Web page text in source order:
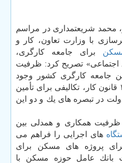
محمد شریعتمداری در مراسم
با وزارت تعاون، كار و
برای جامعه كارگری،
اجتماعی» تصریح كرد: ظرفیت
جامعه كارگری كشور وجود
دارد؛ به صورتی كه بر مبنای ماده ۱۴۲ قانون كار، تكالیفی برای تأمین
در تبصره های یك و دو این
ظرفیت همكاری و همدلی بین
های اجرایی را فراهم می
پروژه های مسكن برای
بانك عامل حوزه مسكن با